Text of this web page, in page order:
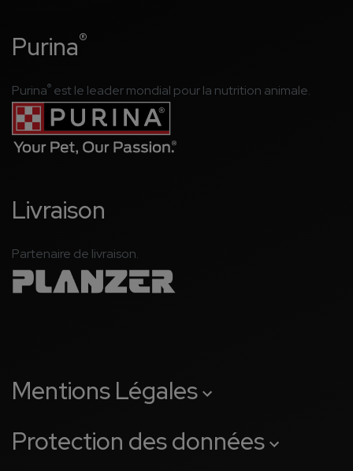
Purina®
Purina® est le leader mondial pour la nutrition animale.
Livraison
Partenaire de livraison.
Mentions Légales
Protection des données